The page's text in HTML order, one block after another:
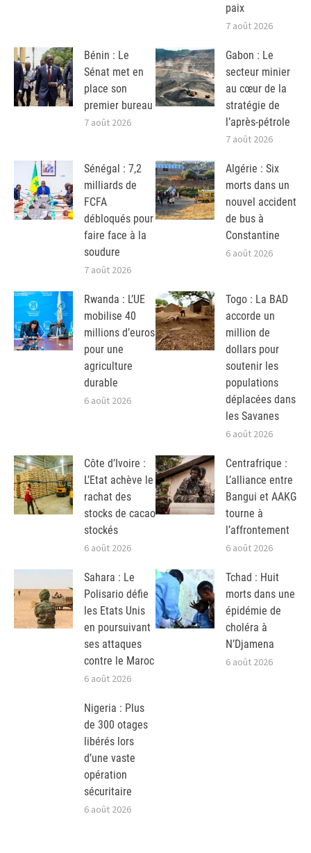
paix
7 août 2026
Bénin : Le
Sénat met en
place son
premier bureau
7 août 2026
Gabon : Le
secteur minier
au cœur de la
stratégie de
l’après-pétrole
7 août 2026
Sénégal : 7,2
milliards de
FCFA
débloqués pour
faire face à la
soudure
7 août 2026
Algérie : Six
morts dans un
nouvel accident
de bus à
Constantine
6 août 2026
Rwanda : L’UE
mobilise 40
millions d’euros
pour une
agriculture
durable
6 août 2026
Togo : La BAD
accorde un
million de
dollars pour
soutenir les
populations
déplacées dans
les Savanes
6 août 2026
Côte d’Ivoire :
L’Etat achève le
rachat des
stocks de cacao
stockés
6 août 2026
Centrafrique :
L’alliance entre
Bangui et AAKG
tourne à
l’affrontement
6 août 2026
Sahara : Le
Polisario défie
les Etats Unis
en poursuivant
ses attaques
contre le Maroc
6 août 2026
Tchad : Huit
morts dans une
épidémie de
choléra à
N’Djamena
6 août 2026
Nigeria : Plus
de 300 otages
libérés lors
d’une vaste
opération
sécuritaire
6 août 2026